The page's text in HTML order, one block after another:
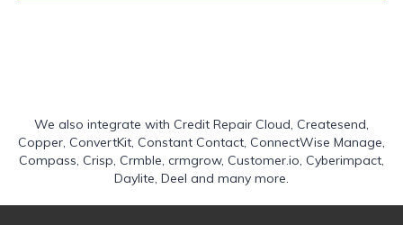
We also integrate with Credit Repair Cloud, Createsend,
Copper, ConvertKit, Constant Contact, ConnectWise Manage,
Compass, Crisp, Crmble, crmgrow, Customer.io, Cyberimpact,
Daylite, Deel and many more.